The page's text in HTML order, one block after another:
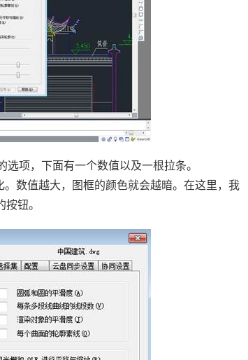
选项，下面有一个数值以及一根拉条。
数值越大，图框的颜色就会越暗。在这里，我
按钮。